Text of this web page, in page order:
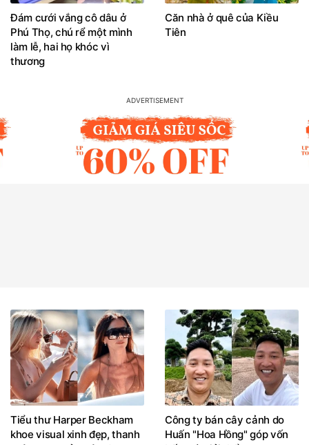
Đám cưới vắng cô dâu ở
Phú Thọ, chú rể một mình
làm lễ, hai họ khóc vì
thương
Căn nhà ở quê của Kiều
Tiên
Tiểu thư Harper Beckham
khoe visual xinh đẹp, thanh
Công ty bán cây cảnh do
Huấn "Hoa Hồng" góp vốn